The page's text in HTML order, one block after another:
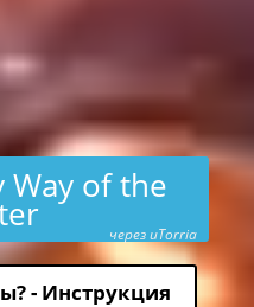
Way of the
через uTorria
- Инструкция